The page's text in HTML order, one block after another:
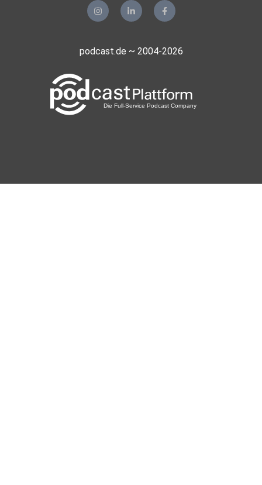
podcast.de ~ 2004-2026